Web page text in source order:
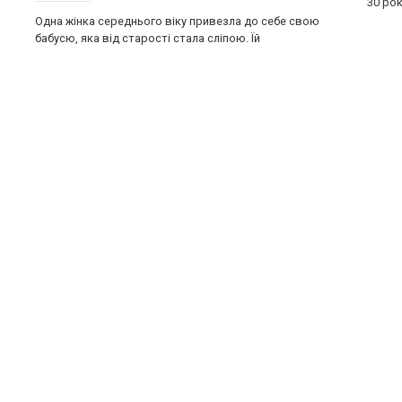
Одна жінка середнього віку привезла до себе свою
бабусю, яка від старості стала сліпою. Їй